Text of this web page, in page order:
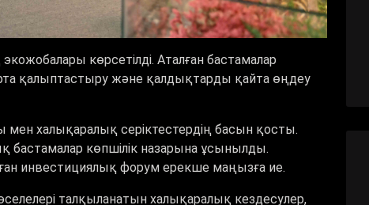
көрсетілді. Аталған бастамалар
қалыптастыру және қалдықтарды қайта өңдеу
халықаралық серіктестердің басын қосты.
бастамалар көпшілік назарына ұсынылды.
инвестициялық форум ерекше маңызға ие.
талқыланатын халықаралық кездесулер,